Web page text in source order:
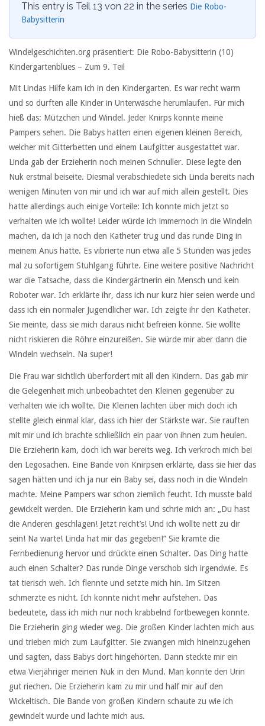
This entry is Teil 13 von 22 in the series Die Robo-
Babysitterin
Windelgeschichten.org präsentiert: Die Robo-Babysitterin (10)
Kindergartenblues – Zum 9. Teil
Mit Lindas Hilfe kam ich in den Kindergarten. Es war recht warm
und so durften alle Kinder in Unterwäsche herumlaufen. Für mich
hieß das: Mützchen und Windel. Jeder Knirps konnte meine
Pampers sehen. Die Babys hatten einen eigenen kleinen Bereich,
welcher mit Gitterbetten und einem Laufgitter ausgestattet war.
Linda gab der Erzieherin noch meinen Schnuller. Diese legte den
Nuk erstmal beiseite. Diesmal verabschiedete sich Linda bereits nach
wenigen Minuten von mir und ich war auf mich allein gestellt. Dies
hatte allerdings auch einige Vorteile: Ich konnte mich jetzt so
verhalten wie ich wollte! Leider würde ich immernoch in die Windeln
machen, da ich ja noch den Katheter trug und das runde Ding in
meinem Anus hatte. Es vibrierte nun etwa alle 5 Stunden was jedes
mal zu sofortigem Stuhlgang führte. Eine weitere positive Nachricht
war die Tatsache, dass die Kindergärtnerin ein Mensch und kein
Roboter war. Ich erklärte ihr, dass ich nur kurz hier seien werde und
dass ich ein normaler Jugendlicher war. Ich zeigte ihr den Katheter.
Sie meinte, dass sie mich daraus nicht befreien könne. Sie wollte
nicht riskieren die Röhre einzureißen. Sie würde mir aber dann die
Windeln wechseln. Na super!
Die Frau war sichtlich überfordert mit all den Kindern. Das gab mir
die Gelegenheit mich unbeobachtet den Kleinen gegenüber zu
verhalten wie ich wollte. Die Kleinen lachten über mich doch ich
stellte gleich einmal klar, dass ich hier der Stärkste war. Sie rauften
mit mir und ich brachte schließlich ein paar von ihnen zum heulen.
Die Erzieherin kam, doch ich war bereits weg. Ich verkroch mich bei
den Legosachen. Eine Bande von Knirpsen erklärte, dass sie hier das
sagen hätten und ich ja nur ein Baby sei, dass noch in die Windeln
machte. Meine Pampers war schon ziemlich feucht. Ich musste bald
gewickelt werden. Die Erzieherin kam und schrie mich an: „Du hast
die Anderen geschlagen! Jetzt reicht’s! Und ich wollte nett zu dir
sein! Na warte! Linda hat mir das gegeben!“ Sie kramte die
Fernbedienung hervor und drückte einen Schalter. Das Ding hatte
auch einen Schalter? Das runde Dinge verschob sich irgendwie. Es
tat tierisch weh. Ich flennte und setzte mich hin. Im Sitzen
schmerzte es nicht. Ich konnte nicht mehr aufstehen. Das
bedeutete, dass ich mich nur noch krabbelnd fortbewegen konnte.
Die Erzieherin ging wieder weg. Die großen Kinder lachten mich aus
und trieben mich zum Laufgitter. Sie zwangen mich hineinzugehen
und sagten, dass Babys dort hingehörten. Dann steckte mir ein
etwa Vierjähriger meinen Nuk in den Mund. Man konnte den Urin
gut riechen. Die Erzieherin kam zu mir und half mir auf den
Wickeltisch. Die Bande von großen Kindern schaute zu wie ich
gewindelt wurde und lachte mich aus.